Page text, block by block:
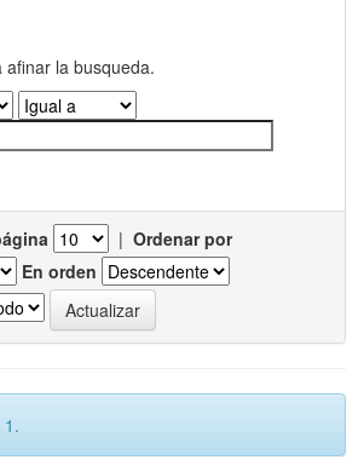
afinar la busqueda.
| Ordenar por
En orden